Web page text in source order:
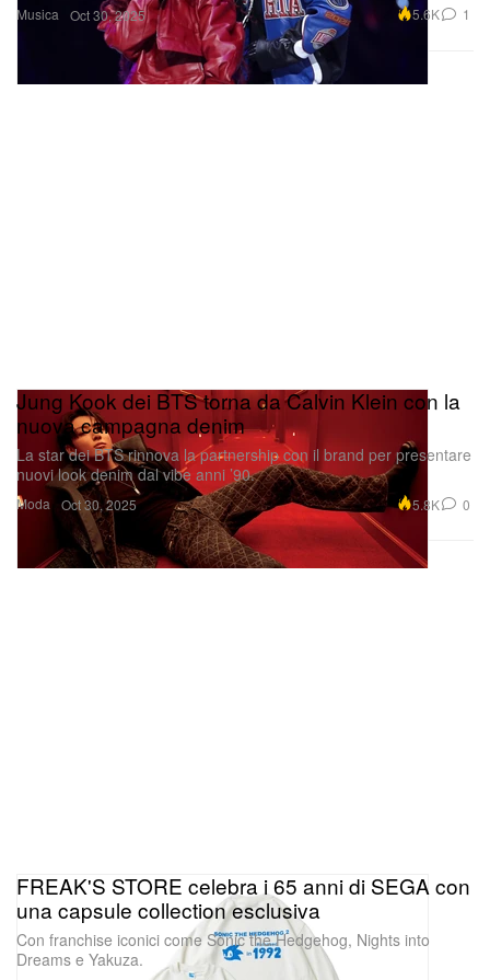
Musica Oct 30, 2025 5.6K 1
Moda
Jung Kook dei BTS torna da Calvin Klein con la
nuova campagna denim
La star dei BTS rinnova la partnership con il brand per presentare
nuovi look denim dal vibe anni ’90.
Oct 30, 2025 5.8K 0
FREAK'S STORE celebra i 65 anni di SEGA con
una capsule collection esclusiva
Con franchise iconici come Sonic the Hedgehog, Nights into
Dreams e Yakuza.